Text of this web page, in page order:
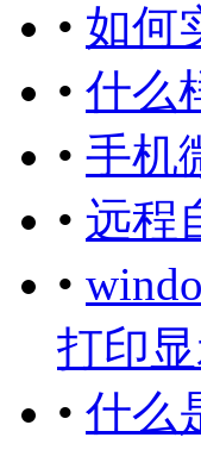
• 如何
• 什么
• 手机
• 远程
•
打印
• 什么